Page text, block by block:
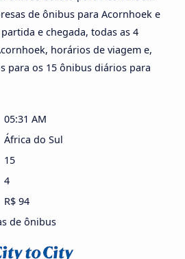
de ônibus para Acornhoek e
e chegada, todas as 4
horários de viagem e,
para os 15 ônibus diários para
05:31 AM
África do Sul
15
4
R$ 94
de ônibus